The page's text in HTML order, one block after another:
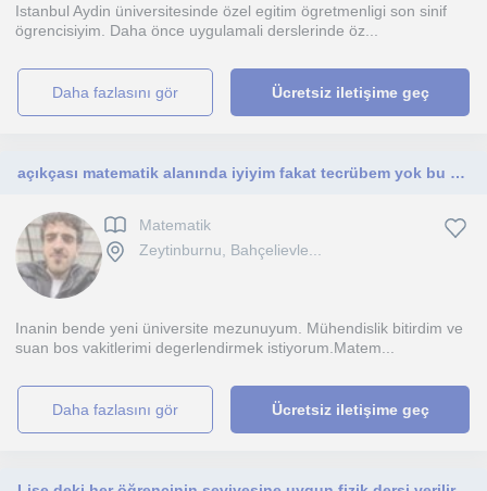
Istanbul Aydin üniversitesinde özel egitim ögretmenligi son sinif
ögrencisiyim. Daha önce uygulamali derslerinde öz...
daha fazlasını gör Ücretsiz iletişime geç
açıkçası matematik alanında iyiyim fakat tecrübem yok bu konuda.endüstri mühnedisliği yeni mezunum.
Matematik
Zeytinburnu, Bahçelievle...
Inanin bende yeni üniversite mezunuyum. Mühendislik bitirdim ve
suan bos vakitlerimi degerlendirmek istiyorum.Matem...
daha fazlasını gör Ücretsiz iletişime geç